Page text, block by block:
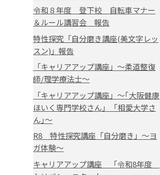
令和８年度 登下校 自転車マナー
＆ルール講習会 報告
特性探究「自分磨き講座(美文字レッ
スン)」報告
「キャリアアップ講座」～柔道整復
師/理学療法士～
「キャリアアップ講座」～｢大阪健康
ほいく専門学校さん｣ ｢相愛大学さ
ん｣～
R8 特性探究講座「自分磨き」～ヨ
ガ体験～
キャリアアップ講座 「令和8年度